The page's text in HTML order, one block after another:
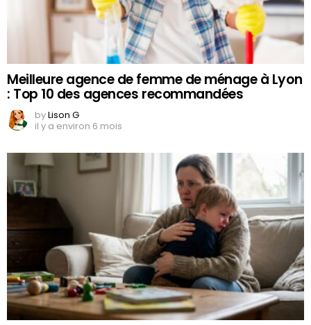
Meilleure agence de femme de ménage à Lyon
: Top 10 des agences recommandées
byLison G
il y a environ 6 mois